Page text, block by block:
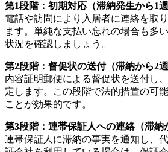
第1段階：初期対応（滞納発生から1週
電話や訪問により入居者に連絡を取
ます。単純な支払い忘れの場合も多
状況を確認しましょう。
第2段階：督促状の送付（滞納から2週
内容証明郵便による督促状を送付し
定します。この段階で法的措置の可
ことが効果的です。
第3段階：連帯保証人への連絡（滞納
連帯保証人に滞納の事実を通知し、